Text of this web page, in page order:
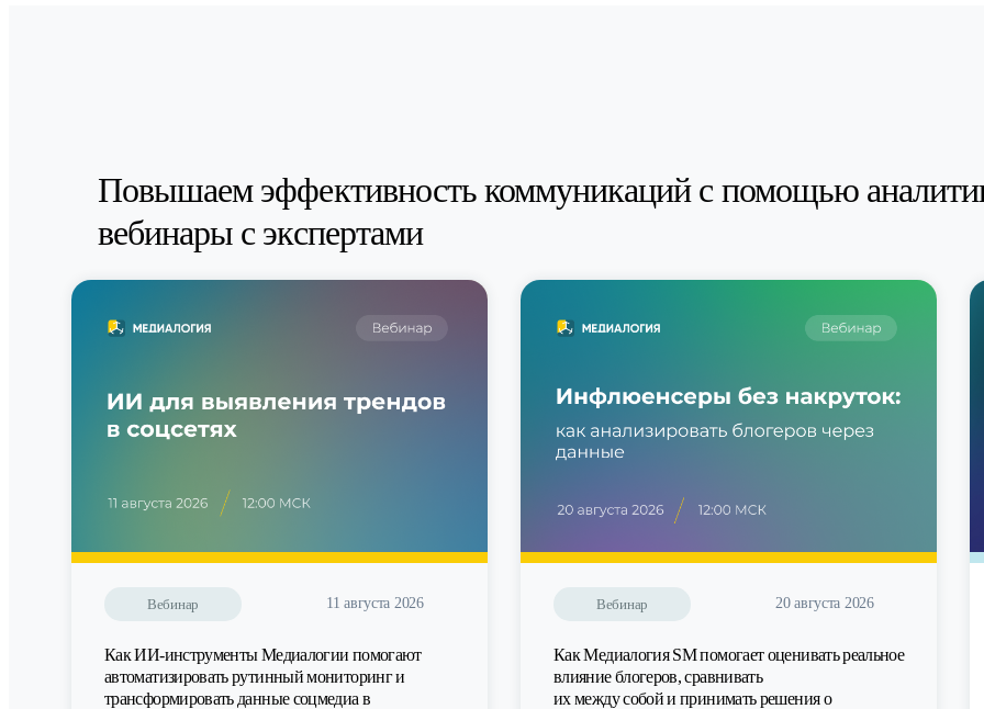
Повышаем эффективность коммуникаций с помощью
вебинары с экспертами
Вебинар 11 августа 2026
Как ИИ-инструменты Медиалогии помогают
автоматизировать рутинный мониторинг и
трансформировать данные соцмедиа в
Вебинар 20 августа 2026
Как Медиалогия SM помогает оценивать реальное
влияние блогеров, сравнивать
их между собой и принимать решения о